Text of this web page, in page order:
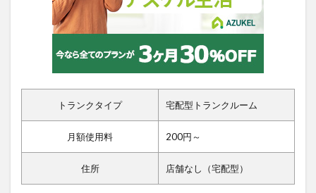
トランクタイプ 宅配型トランクルーム
月額使用料 200円～
住所 店舗なし（宅配型）